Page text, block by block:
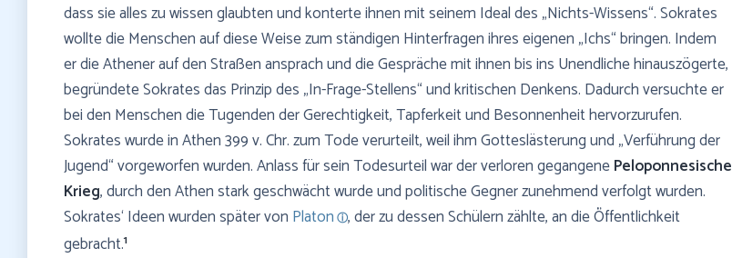
dass sie alles zu wissen glaubten und konterte ihnen mit seinem Ideal des „Nichts-Wissens“. Sokrates
wollte die Menschen auf diese Weise zum ständigen Hinterfragen ihres eigenen „Ichs“ bringen. Indem
er die Athener auf den Straßen ansprach und die Gespräche mit ihnen bis ins Unendliche hinauszögerte,
begründete Sokrates das Prinzip des „In-Frage-Stellens“ und kritischen Denkens. Dadurch versuchte er
bei den Menschen die Tugenden der Gerechtigkeit, Tapferkeit und Besonnenheit hervorzurufen.
Sokrates wurde in Athen 399 v. Chr. zum Tode verurteilt, weil ihm Gotteslästerung und „Verführung der
Jugend“ vorgeworfen wurden. Anlass für sein Todesurteil war der verloren gegangenePeloponnesische
Krieg, durch den Athen stark geschwächt wurde und politische Gegner zunehmend verfolgt wurden.
Sokrates‘ Ideen wurden später von Platon , der zu dessen Schülern zählte, an die Öffentlichkeit
gebracht.1